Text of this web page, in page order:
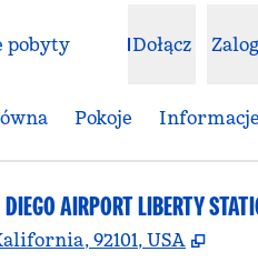
pobyty Dołącz
Pokoje
AIRPORT LIBERTY
92101, USA ,